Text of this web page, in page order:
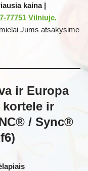
kaina |
77751 Vilniuje,
Jums atsakysime
ir Europa
kortele ir
/ Sync®